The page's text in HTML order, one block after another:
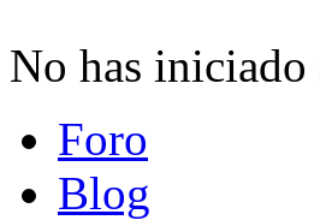
No has iniciado
Foro
Blog